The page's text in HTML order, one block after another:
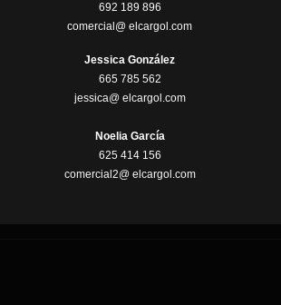
692 189 896
comercial@ elcargol.com
Jessica González
665 785 562
jessica@ elcargol.com
Noelia García
625 414 156
comercial2@ elcargol.com